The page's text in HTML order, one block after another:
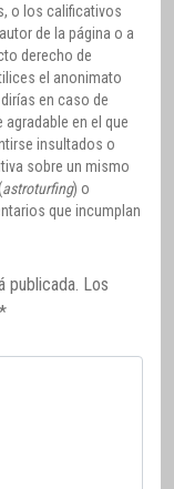
o los calificativos
de la página o a
derecho de
el anonimato
en caso de
en el que
insultados o
sobre un mismo
astroturfing) o
que incumplan
publicada. Los
*